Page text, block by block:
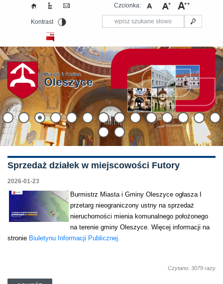
Czcionka:
Kontrast
Sprzedaż działek w miejscowości Futory
2026-01-23
Burmistrz Miasta i Gminy Oleszyce ogłasza I
przetarg nieograniczony ustny na sprzedaż
nieruchomości mienia komunalnego położonego
na terenie gminy Oleszyce. Więcej informacji na
stronie Biuletynu Informacji Publicznej.
Czytano: 3079 razy